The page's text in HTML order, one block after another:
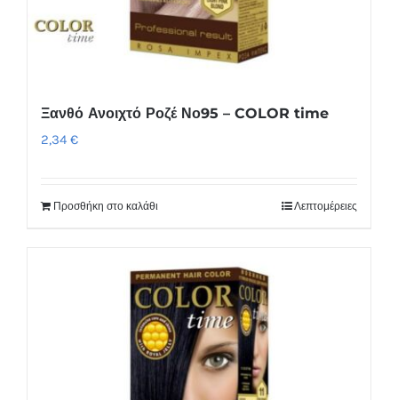
Ξανθό Ανοιχτό Ροζέ Νο95 – COLOR time
2,34 €
Προσθήκη στο καλάθι Λεπτομέρειες